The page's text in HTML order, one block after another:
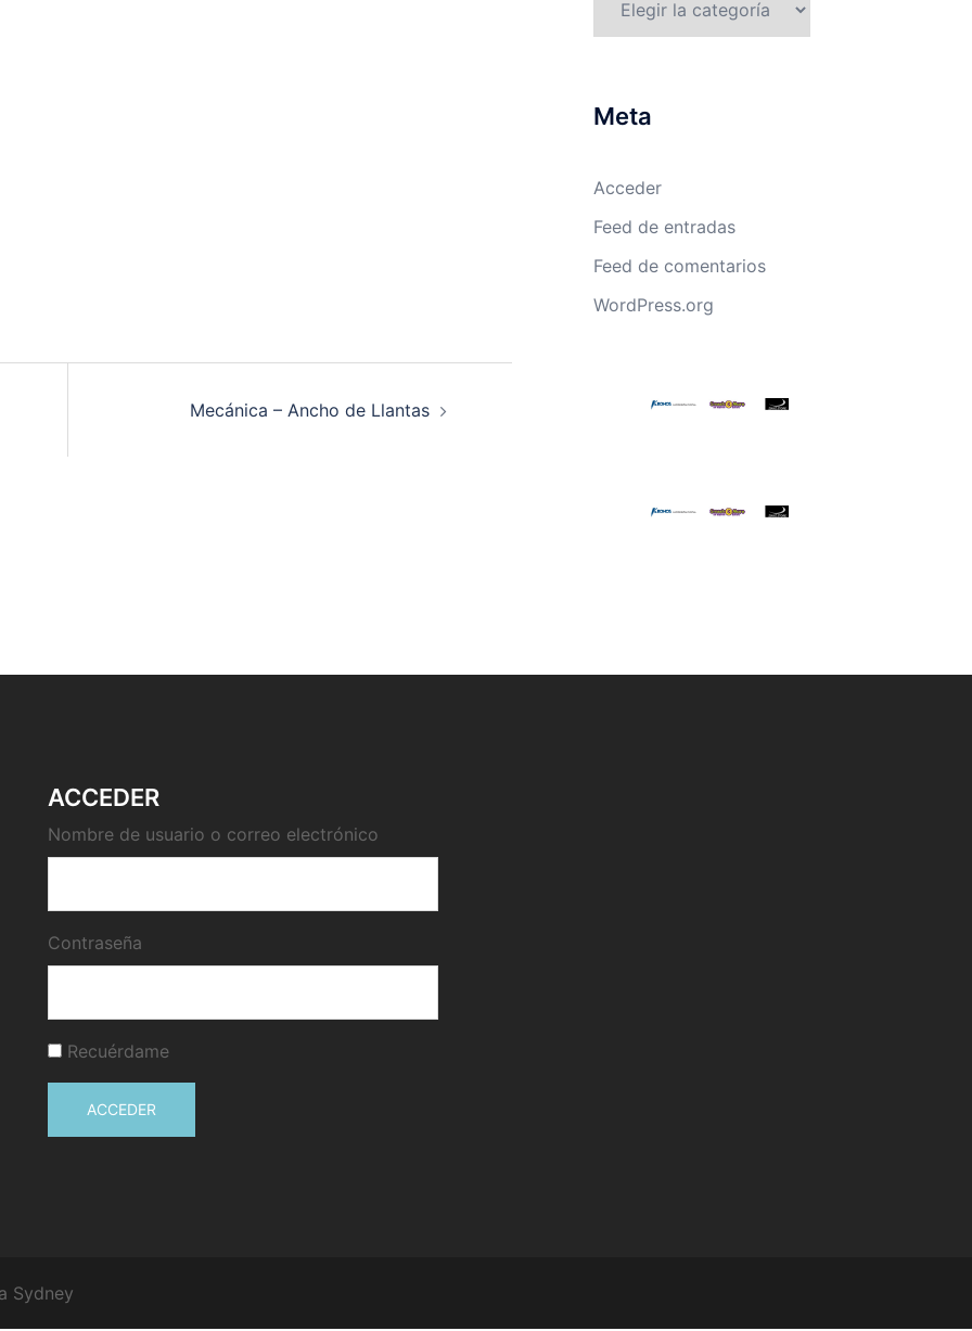
Mecánica – Ancho de Llantas
Meta
Acceder
Feed de entradas
Feed de comentarios
WordPress.org
ACCEDER
Nombre de usuario o correo electrónico
Contraseña
Recuérdame
ACCEDER
Sydney